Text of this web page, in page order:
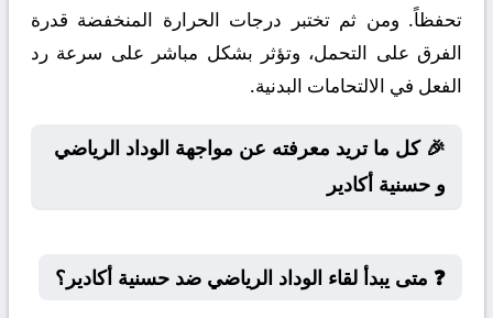
تحفظاً. ومن ثم تختبر درجات الحرارة المنخفضة قدرة
الفرق على التحمل، وتؤثر بشكل مباشر على سرعة رد
الفعل في الالتحامات البدنية.
🎉 كل ما تريد معرفته عن مواجهة الوداد الرياضي
و حسنية أكادير
❓ متى يبدأ لقاء الوداد الرياضي ضد حسنية أكادير؟